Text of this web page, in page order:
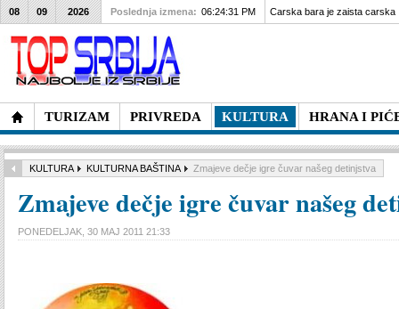
TURIZAM PRIVREDA KULTURA HRANA I
08 09 2026 Poslednja izmena: 06:24:31 PM Carska bara je zaista carska
KULTURA KULTURNA BAŠTINA Zmajeve dečje igre čuvar našeg detinjstva
Zmajeve dečje igre čuvar našeg
PONEDELJAK, 30 MAJ 2011 21:33